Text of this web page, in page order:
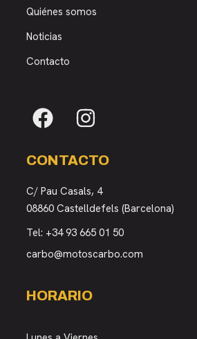
Quiénes somos
Noticias
Contacto
CONTACTO
C/ Pau Casals, 4
08860 Castelldefels (Barcelona)
Tel: +34 93 665 01 50
carbo@motoscarbo.com
HORARIO